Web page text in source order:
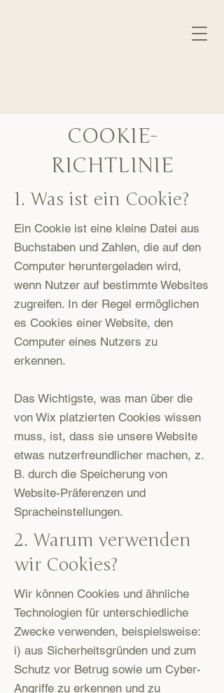
COOKIE-
RICHTLINIE
1. Was ist ein Cookie?
Ein Cookie ist eine kleine Datei aus
Buchstaben und Zahlen, die auf den
Computer heruntergeladen wird,
wenn Nutzer auf bestimmte Websites
zugreifen. In der Regel ermöglichen
es Cookies einer Website, den
Computer eines Nutzers zu
erkennen.
Das Wichtigste, was man über die
von Wix platzierten Cookies wissen
muss, ist, dass sie unsere Website
etwas nutzerfreundlicher machen, z.
B. durch die Speicherung von
Website-Präferenzen und
Spracheinstellungen.
2. Warum verwenden
wir Cookies?
Wir können Cookies und ähnliche
Technologien für unterschiedliche
Zwecke verwenden, beispielsweise:
i) aus Sicherheitsgründen und zum
Schutz vor Betrug sowie um Cyber-
Angriffe zu erkennen und zu